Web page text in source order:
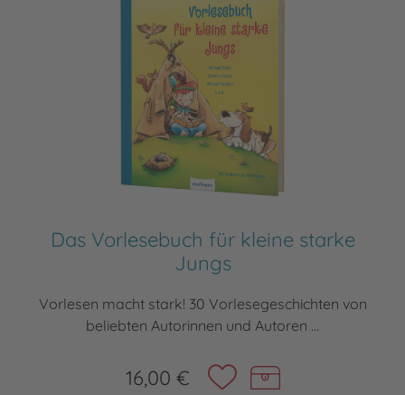
Das Vorlesebuch für kleine starke
Jungs
Vorlesen macht stark! 30 Vorlesegeschichten von
beliebten Autorinnen und Autoren ...
16,00 €